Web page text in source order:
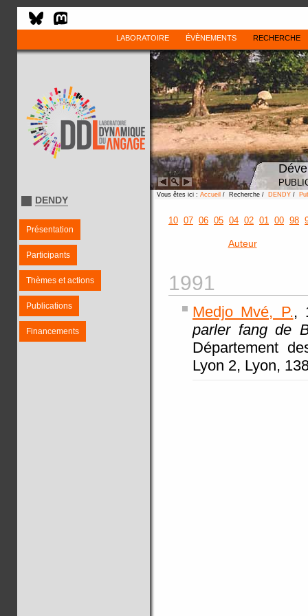
LABORATOIRE ÉVÈNEMENTS RECHERCHE
DENDY
Présentation
Participants
Thèmes et actions
Publications
Financements
Vous êtes ici : Accueil / Recherche / DENDY /
10 07 06 05 04 02 01 00 98
Auteur
1991
Medjo Mvé, P.,
parler fang de
Département
Lyon 2, Lyon,